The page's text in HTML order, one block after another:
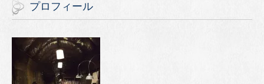
プロフィール